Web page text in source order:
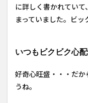
に詳しく書かれてい
まっていました。ビッ
いつもビクビク心
好奇心旺盛・・・だ
うね。